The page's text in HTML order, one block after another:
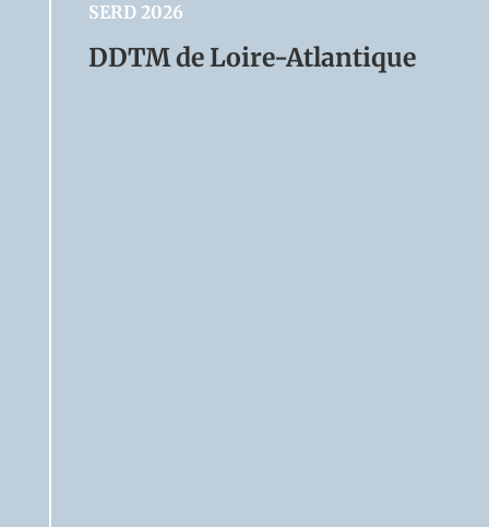
SERD 2026
DDTM de Loire-Atlantique